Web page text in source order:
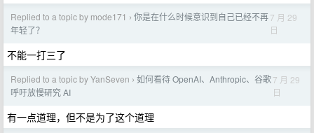
Replied to a topic by mode171 › 你是在什么时候意识到自己已经不再
年轻了？
7 月 29
日
不能一打三了
Replied to a topic by YanSeven › 如何看待 OpenAI、Anthropic、谷歌
呼吁放慢研究 AI
7 月 29
日
有一点道理，但不是为了这个道理